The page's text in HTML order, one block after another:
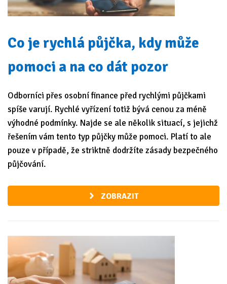
Co je rychlá půjčka, kdy může
pomoci a na co dát pozor
Odborníci přes osobní finance před rychlými půjčkami
spíše varují. Rychlé vyřízení totiž bývá cenou za méně
výhodné podmínky. Najde se ale několik situací, s jejichž
řešením vám tento typ půjčky může pomoci. Platí to ale
pouze v případě, že striktně dodržíte zásady bezpečného
půjčování.
ZOBRAZIT